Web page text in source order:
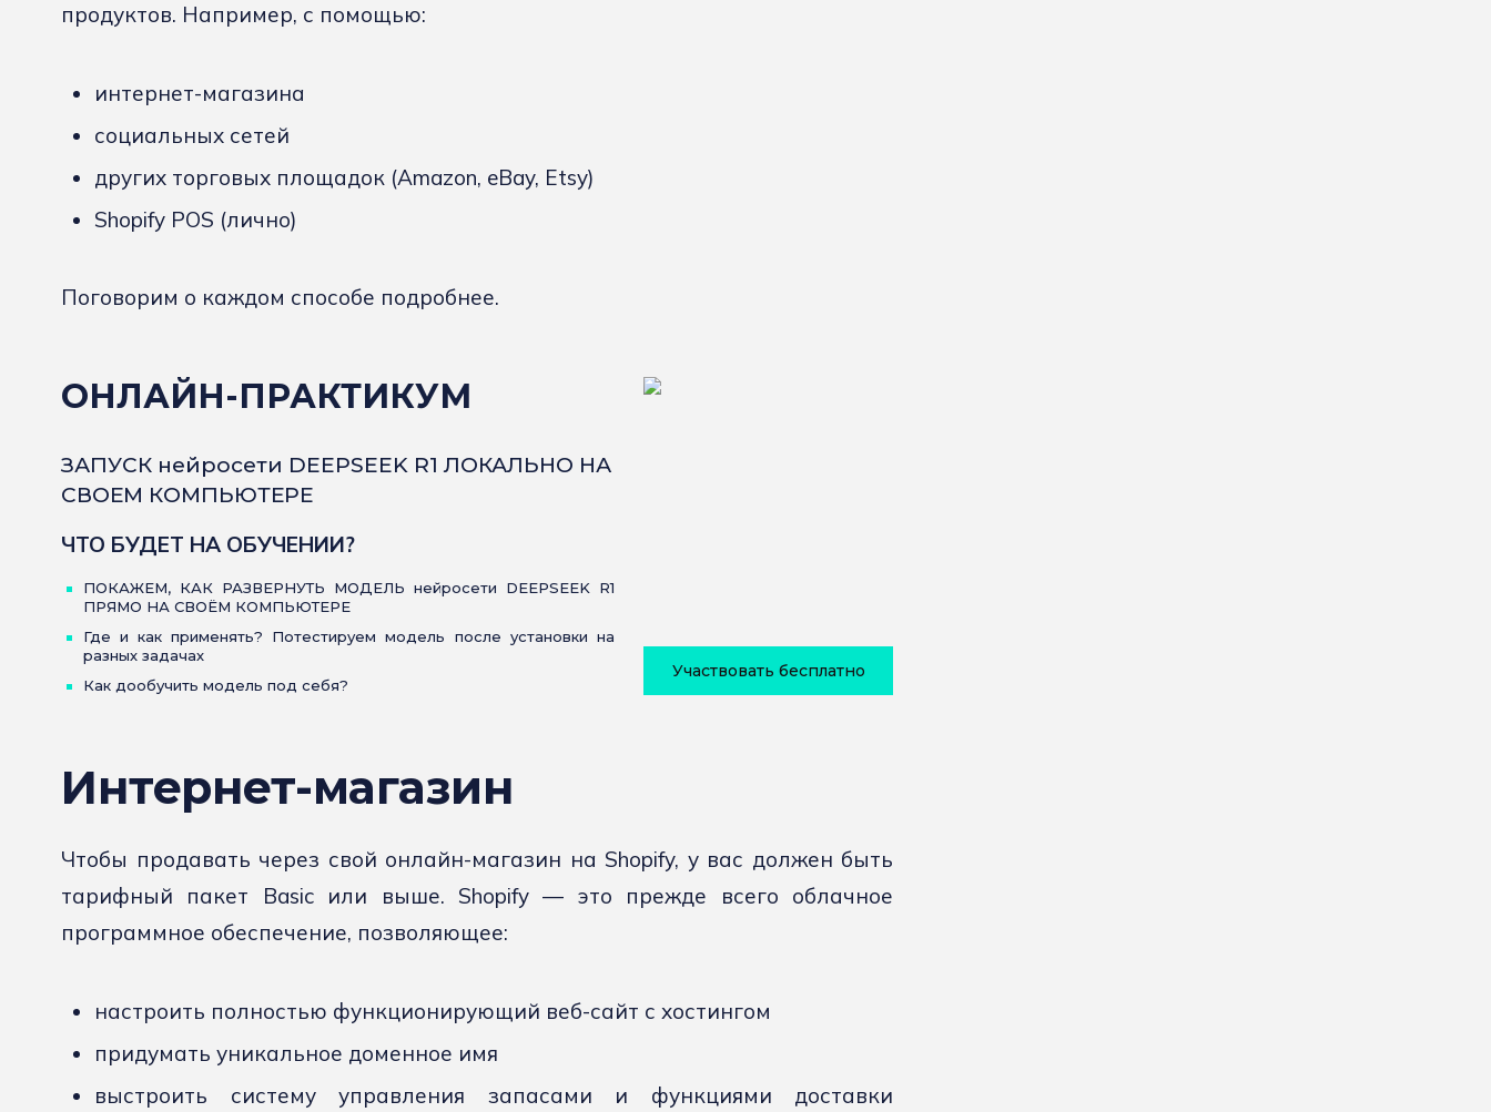
продуктов. Например, с помощью:
интернет-магазина
социальных сетей
других торговых площадок (Amazon, eBay, Etsy)
Shopify POS (лично)
Поговорим о каждом способе подробнее.
ОНЛАЙН-ПРАКТИКУМ
ЗАПУСК нейросети DEEPSEEK R1 ЛОКАЛЬНО НА
СВОЕМ КОМПЬЮТЕРЕ
ЧТО БУДЕТ НА ОБУЧЕНИИ?
ПОКАЖЕМ, КАК РАЗВЕРНУТЬ МОДЕЛЬ нейросети DEEPSEEK R1
ПРЯМО НА СВОЁМ КОМПЬЮТЕРЕ
Где и как применять? Потестируем модель после установки на
разных задачах
Как дообучить модель под себя?
Участвовать бесплатно
Интернет-магазин
Чтобы продавать через свой онлайн-магазин на Shopify, у вас должен быть
тарифный пакет Basic или выше. Shopify — это прежде всего облачное
программное обеспечение, позволяющее:
настроить полностью функционирующий веб-сайт с хостингом
придумать уникальное доменное имя
выстроить систему управления запасами и функциями доставки